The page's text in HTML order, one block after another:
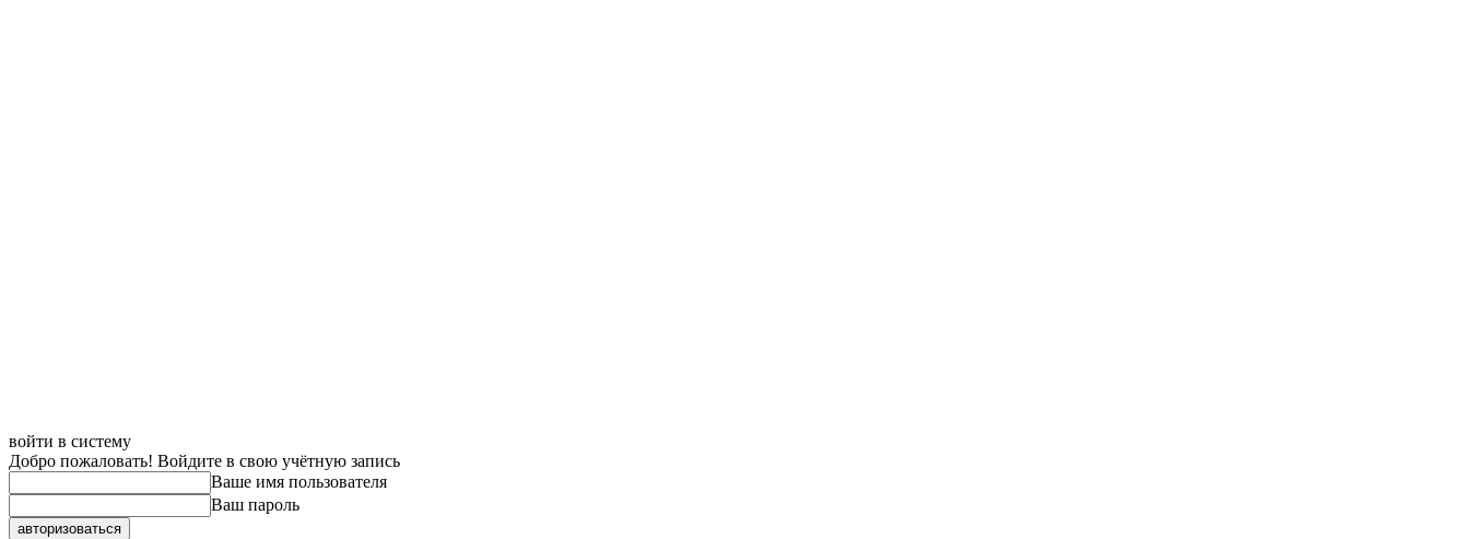
войти в систему
Добро пожаловать! Войдите в свою учётную запись
Ваше имя пользователя
Ваш пароль